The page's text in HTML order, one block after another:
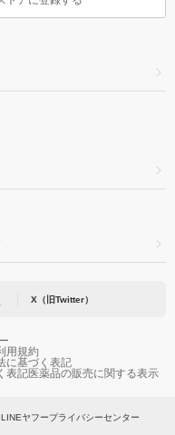
X（旧Twitter）
用規約
に基づく表記
表記医薬品の販売に関する表示
LINEヤフープライバシーセンター